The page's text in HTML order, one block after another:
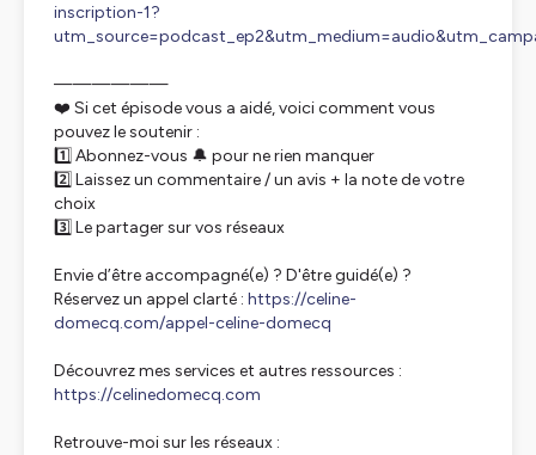
inscription-1?
——————
❤️ Si cet épisode vous a aidé, voici comment vous
pouvez le soutenir :
1️⃣ Abonnez-vous 🔔 pour ne rien manquer
2️⃣ Laissez un commentaire / un avis + la note de votre
choix
3️⃣ Le partager sur vos réseaux
Envie d’être accompagné(e) ? D'être guidé(e) ?
Réservez un appel clarté : https://celine-
domecq.com/appel-celine-domecq
Découvrez mes services et autres ressources :
https://celinedomecq.com
Retrouve-moi sur les réseaux :